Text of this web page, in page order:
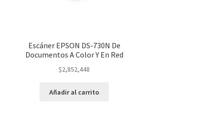
Escáner EPSON DS-730N De
Documentos A Color Y En Red
$2,852,448
Añadir al carrito